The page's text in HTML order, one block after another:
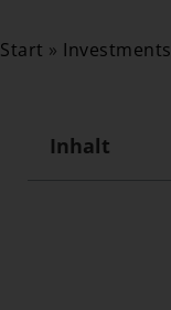
Start » Investments
Inhalt